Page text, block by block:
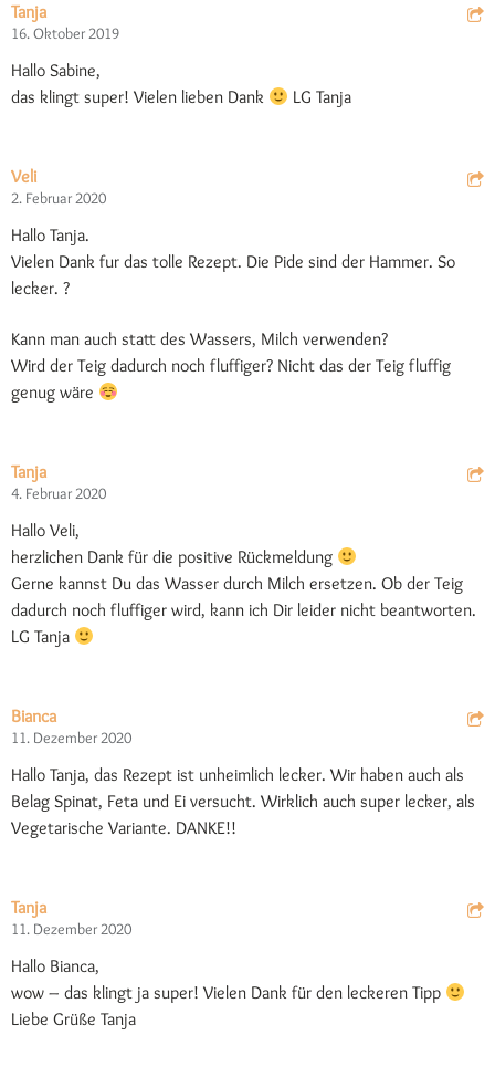
Tanja
16. Oktober 2019
Hallo Sabine,
das klingt super! Vielen lieben Dank
LG Tanja
Veli
2. Februar 2020
Hallo Tanja.
Vielen Dank fur das tolle Rezept. Die Pide sind der Hammer. So
lecker. ?
Kann man auch statt des Wassers, Milch verwenden?
Wird der Teig dadurch noch fluffiger? Nicht das der Teig fluffig
genug wäre
Tanja
4. Februar 2020
Hallo Veli,
herzlichen Dank für die positive Rückmeldung
Gerne kannst Du das Wasser durch Milch ersetzen. Ob der Teig
dadurch noch fluffiger wird, kann ich Dir leider nicht beantworten.
LG Tanja
Bianca
11. Dezember 2020
Hallo Tanja, das Rezept ist unheimlich lecker. Wir haben auch als
Belag Spinat, Feta und Ei versucht. Wirklich auch super lecker, als
Vegetarische Variante. DANKE!!
Tanja
11. Dezember 2020
Hallo Bianca,
wow – das klingt ja super! Vielen Dank für den leckeren Tipp
Liebe Grüße Tanja